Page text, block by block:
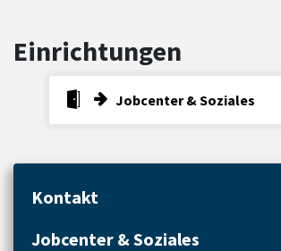
Einrichtungen
Jobcenter & Soziales
Kontakt
Jobcenter & Soziales